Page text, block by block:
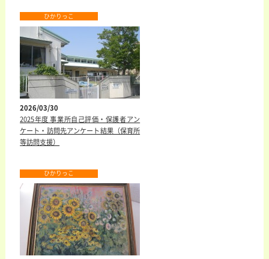
ひかりっこ
2026/03/30
2025年度 事業所自己評価・保護者アン
ケート・訪問先アンケート結果（保育所
等訪問支援）
ひかりっこ